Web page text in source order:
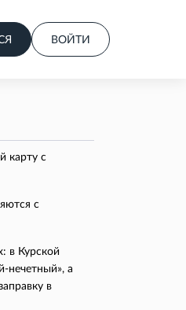
ВОЙТИ
карту с
с
в Курской
нечетный», а
в